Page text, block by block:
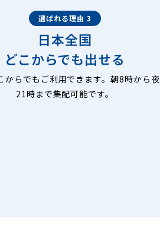
選ばれる理由 3
日本全国
どこからでも出せる
からでもご利用できます。朝8時から夜
21時まで集配可能です。